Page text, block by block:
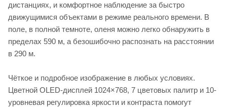
дистанциях, и комфортное наблюдение за быстро
движущимися объектами в режиме реального времени. В
поле, в полной темноте, оленя можно легко обнаружить в
пределах 590 м, а безошибочно распознать на расстоянии
в 290 м.
Чёткое и подробное изображение в любых условиях.
Цветной OLED-дисплей 1024×768, 7 цветовых палитр и 10-
уровневая регулировка яркости и контраста помогут